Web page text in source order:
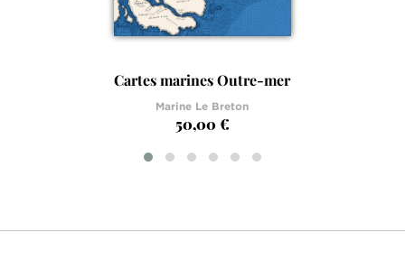
Cartes marines Outre-mer
Marine Le Breton
50,00 €